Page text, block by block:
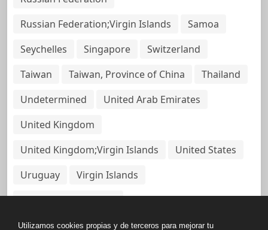
Russian Federation;Virgin Islands
Samoa
Seychelles
Singapore
Switzerland
Taiwan
Taiwan, Province of China
Thailand
Undetermined
United Arab Emirates
United Kingdom
United Kingdom;Virgin Islands
United States
Uruguay
Virgin Islands
Virgin Islands, British
Utilizamos cookies propias y de terceros para mejorar tu